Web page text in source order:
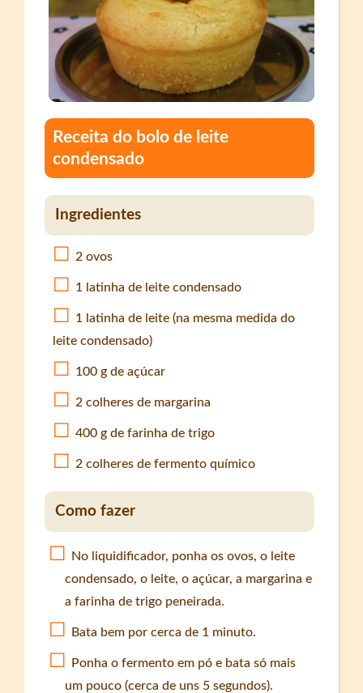
Receita do bolo de leite
condensado
Ingredientes
2 ovos
1 latinha de leite condensado
1 latinha de leite (na mesma medida do
leite condensado)
100 g de açúcar
2 colheres de margarina
400 g de farinha de trigo
2 colheres de fermento químico
Como fazer
No liquidificador, ponha os ovos, o leite
condensado, o leite, o açúcar, a margarina e
a farinha de trigo peneirada.
Bata bem por cerca de 1 minuto.
Ponha o fermento em pó e bata só mais
um pouco (cerca de uns 5 segundos).